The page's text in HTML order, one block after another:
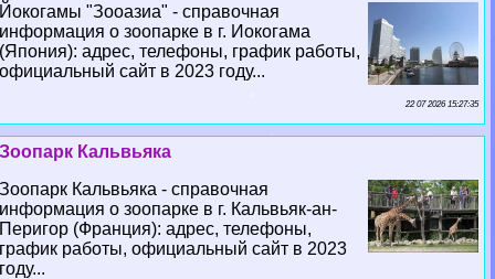
Йокогамы "Зооазиа" - справочная
информация о зоопарке в г. Иокогама
(Япония): адрес, телефоны, график работы,
официальный сайт в 2023 году...
22 07 2026 15:27:35
Зоопарк Кальвьяка
Зоопарк Кальвьяка - справочная
информация о зоопарке в г. Кальвьяк-ан-
Перигор (Франция): адрес, телефоны,
график работы, официальный сайт в 2023
году...